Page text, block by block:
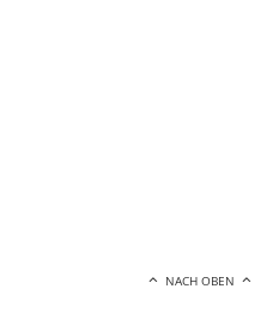
NACH OBEN